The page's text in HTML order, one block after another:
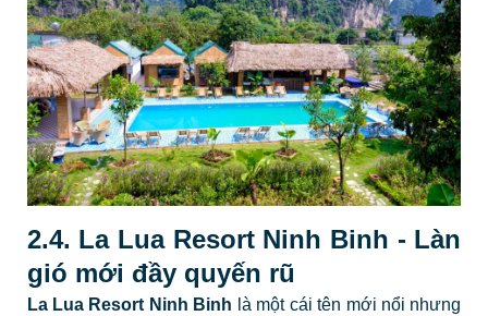
2.4. La Lua Resort Ninh Binh - Làn
gió mới đầy quyến rũ
La Lua Resort Ninh Binh là một cái tên mới nổi nhưng